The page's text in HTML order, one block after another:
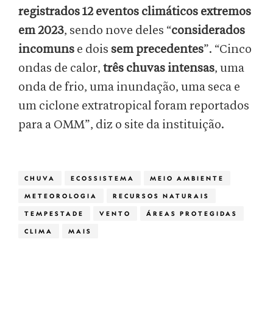
registrados 12 eventos climáticos extremos
em 2023, sendo nove deles “considerados
incomuns e dois sem precedentes”. “Cinco
ondas de calor, três chuvas intensas, uma
onda de frio, uma inundação, uma seca e
um ciclone extratropical foram reportados
para a OMM”, diz o site da instituição.
CHUVA ECOSSISTEMA MEIO AMBIENTE
METEOROLOGIA RECURSOS NATURAIS
TEMPESTADE VENTO ÁREAS PROTEGIDAS
CLIMA MAIS